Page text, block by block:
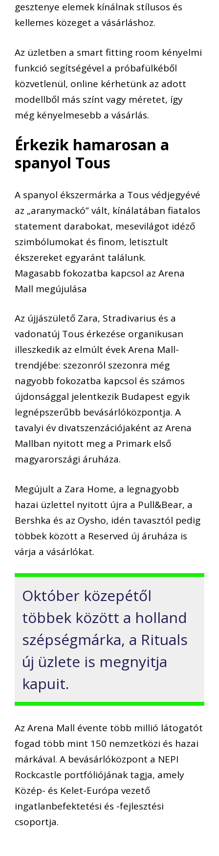
gesztenye elemek kínálnak stílusos és
kellemes közeget a vásárláshoz.
Az üzletben a smart fitting room kényelmi
funkció segítségével a próbafülkéből
közvetlenül, online kérhetünk az adott
modellből más színt vagy méretet, így
még kényelmesebb a vásárlás.
Érkezik hamarosan a
spanyol Tous
A spanyol ékszermárka a Tous védjegyévé
az „aranymackó” vált, kínálatában fiatalos
statement darabokat, mesevilágot idéző
szimbólumokat és finom, letisztult
ékszereket egyaránt találunk.
Magasabb fokozatba kapcsol az Arena
Mall megújulása
Az újjászülető Zara, Stradivarius és a
vadonatúj Tous érkezése organikusan
illeszkedik az elmúlt évek Arena Mall-
trendjébe: szezonról szezonra még
nagyobb fokozatba kapcsol és számos
újdonsággal jelentkezik Budapest egyik
legnépszerűbb bevásárlóközpontja. A
tavalyi év divatszenzációjaként az Arena
Mallban nyitott meg a Primark első
magyarországi áruháza.
Megújult a Zara Home, a legnagyobb
hazai üzlettel nyitott újra a Pull&Bear, a
Bershka és az Oysho, idén tavasztól pedig
többek között a Reserved új áruháza is
várja a vásárlókat.
Október közepétől
többek között a holland
szépségmárka, a Rituals
új üzlete is megnyitja
kapuit.
Az Arena Mall évente több millió látogatót
fogad több mint 150 nemzetközi és hazai
márkával. A bevásárlóközpont a NEPI
Rockcastle portfóliójának tagja, amely
Közép- és Kelet-Európa vezető
ingatlanbefektetési és -fejlesztési
csoportja.